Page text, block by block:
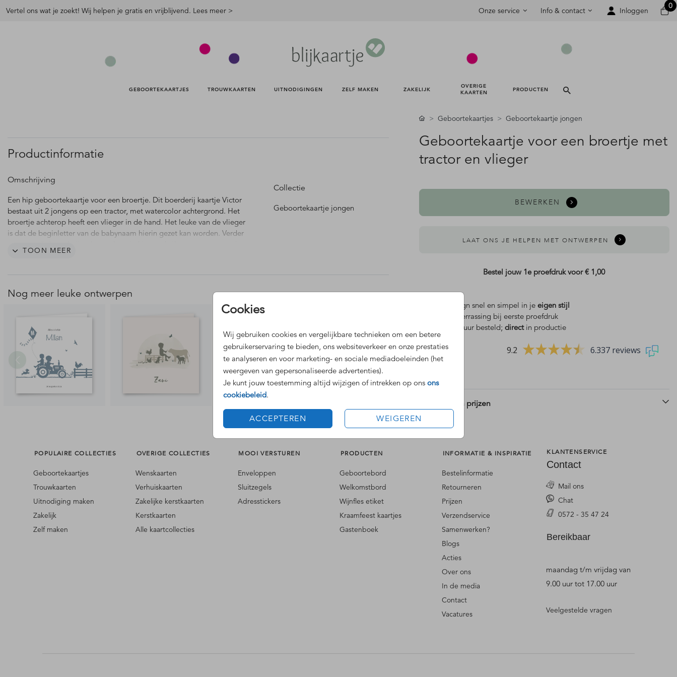
Vertel ons wat je zoekt! Wij helpen je gratis en vrijblijvend. Lees meer > Onze service Info & contact Inloggen
0
GEBOORTEKAARTJES TROUWKAARTEN UITNODIGINGEN ZELF MAKEN ZAKELIJK
OVERIGE
KAARTEN
PRODUCTEN
Cookies
Wij gebruiken cookies en vergelijkbare technieken om een betere
gebruikerservaring te bieden, ons websiteverkeer en onze prestaties
te analyseren en voor marketing- en sociale mediadoeleinden (het
weergeven van gepersonaliseerde advertenties).
Je kunt jouw toestemming altijd wijzigen of intrekken op ons ons
cookiebeleid.
ACCEPTEREN WEIGEREN
Productinformatie
Omschrijving
Een hip geboortekaartje voor een broertje. Dit boerderij kaartje Victor
bestaat uit 2 jongens op een tractor, met watercolor achtergrond. Het
broertje achterop heeft een vlieger in de hand. Het leuke van de vlieger
is dat de beginletter van de babynaam hierin gezet kan worden. Verder
hondje. De groene kleur geeft een stoer tintje aan deze babykaart.
ALLE JONGENS KAARTJES
VOOR EEN BROERTJE
TOON MEER
Collectie
Geboortekaartje jongen
Nog meer leuke ontwerpen
Geboortekaartjes Geboortekaartje jongen
Geboortekaartje voor een broertje met
tractor en vlieger
BEWERKEN
LAAT ONS JE HELPEN MET ONTWERPEN
Bestel jouw 1e proefdruk voor€ 1,00
Dit design snel en simpel in je eigen stijl
verrassing bij eerste proefdruk
Voor 18 uur besteld; directin productie
9.2 6.337 reviews
Formaten en prijzen
POPULAIRE COLLECTIES
Geboortekaartjes
Trouwkaarten
Uitnodiging maken
Zakelijk
Zelf maken
OVERIGE COLLECTIES
Wenskaarten
Verhuiskaarten
Zakelijke kerstkaarten
Kerstkaarten
Alle kaartcollecties
MOOI VERSTUREN
Enveloppen
Sluitzegels
Adresstickers
PRODUCTEN
Geboortebord
Welkomstbord
Wijnfles etiket
Kraamfeest kaartjes
Gastenboek
INFORMATIE & INSPIRATIE
Bestelinformatie
Retourneren
Prijzen
Verzendservice
Samenwerken?
Blogs
Acties
Over ons
In de media
Contact
Vacatures
KLANTENSERVICE
Contact
Mail ons
Chat
0572 - 35 47 24
Bereikbaar
maandag t/m vrijdag van
9.00 uur tot 17.00 uur
Veelgestelde vragen